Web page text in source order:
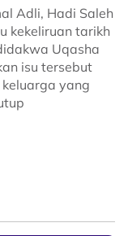
Adli, Hadi Saleh
kekeliruan tarikh
Uqasha
isu tersebut
yang